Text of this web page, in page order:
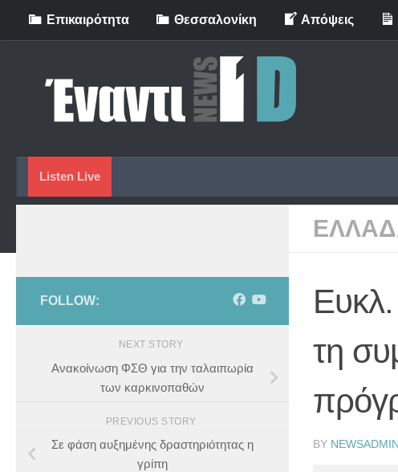
Skip to content
Eπικαιρότητα Θεσσαλονίκη Απόψεις
Listen Live
τη
BY
FOLLOW:
NEXT STORY
Ανακοίνωση ΦΣΘ για την ταλαιπωρία
των καρκινοπαθών
PREVIOUS STORY
Σε φάση αυξημένης δραστηριότητας η
γρίπη